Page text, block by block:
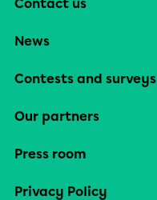
Contact us
News
Contests and surveys
Our partners
Press room
Privacy Policy